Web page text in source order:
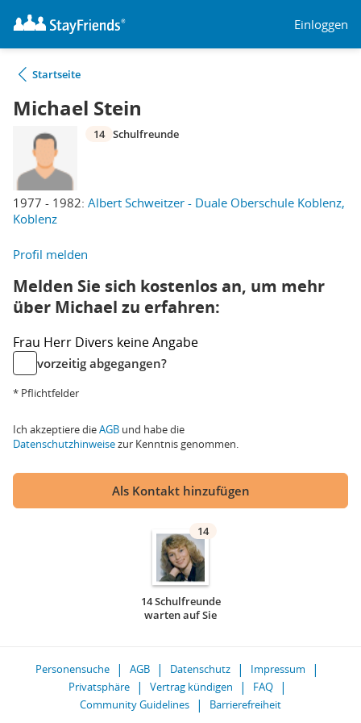
Einloggen
Startseite
Michael Stein
1977 - 1982: Albert Schweitzer - Duale Oberschule Koblenz,
Koblenz
14 Schulfreunde
Profil melden
Melden Sie sich kostenlos an, um mehr
über Michael zu erfahren:
Frau Herr Divers keine Angabe
vorzeitig abgegangen?
* Pflichtfelder
Ich akzeptiere dieAGB und habe die
Datenschutzhinweisezur Kenntnis genommen.
Als Kontakt hinzufügen
14
14 Schulfreunde
warten auf Sie
Personensuche AGB Datenschutz
Impressum
Privatsphäre
Vertrag kündigen
FAQ
Community Guidelines
Barrierefreiheit